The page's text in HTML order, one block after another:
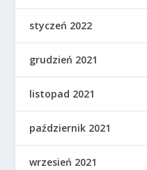
styczeń 2022
grudzień 2021
listopad 2021
październik 2021
wrzesień 2021